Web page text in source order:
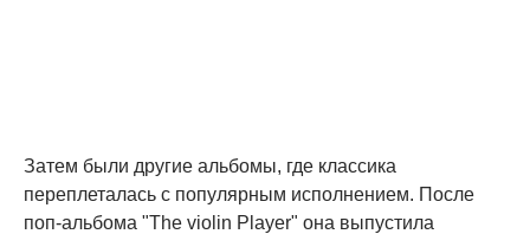
Затем были другие альбомы, где классика
переплеталась с популярным исполнением. После
поп-альбома "The violin Player" она выпустила